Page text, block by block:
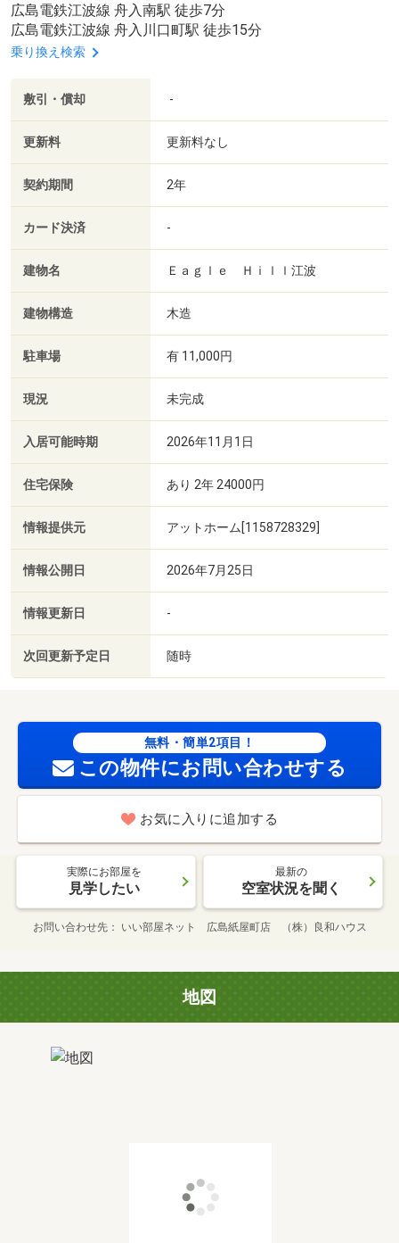
広島電鉄江波線 舟入南駅 徒歩7分
広島電鉄江波線 舟入川口町駅 徒歩15分
乗り換え検索
敷引・償却 -
更新料 更新料なし
契約期間 2年
カード決済 -
建物名 Ｅａｇｌｅ Ｈｉｌｌ江波
建物構造 木造
駐車場 有 11,000円
現況 未完成
入居可能時期 2026年11月1日
住宅保険 あり 2年 24000円
情報提供元 アットホーム[1158728329]
情報公開日 2026年7月25日
情報更新日 -
次回更新予定日 随時
無料・簡単2項目！
この物件にお問い合わせする
お気に入りに追加する
実際にお部屋を
見学したい
最新の
空室状況を聞く
お問い合わせ先 いい部屋ネット 広島紙屋町店 （株）良和ハウス
地図